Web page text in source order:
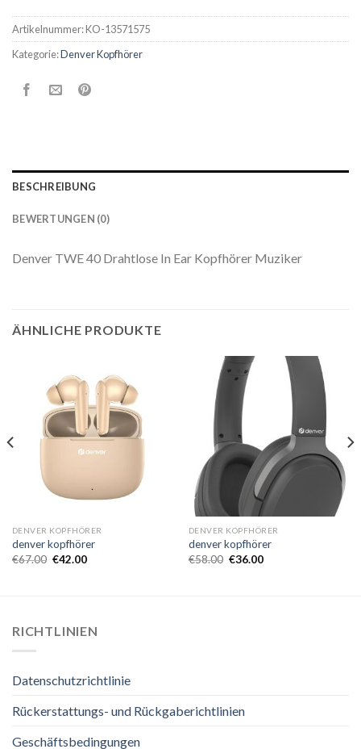
Artikelnummer:KO-13571575
Kategorie:Denver Kopfhörer
BESCHREIBUNG
BEWERTUNGEN (0)
Denver TWE 40 Drahtlose In Ear Kopfhörer Muziker
ÄHNLICHE PRODUKTE
DENVER KOPFHÖRER
denver kopfhörer
€67.00 €42.00
DENVER KOPFHÖRER
denver kopfhörer
€58.00 €36.00
RICHTLINIEN
Datenschutzrichtlinie
Rückerstattungs- und Rückgaberichtlinien
Geschäftsbedingungen